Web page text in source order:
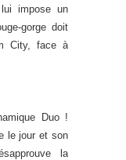
impose un
gorge doit
City, face à
Duo !
le jour et son
la